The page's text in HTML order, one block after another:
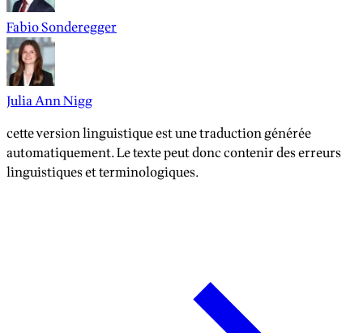
Fabio Sonderegger
Julia Ann Nigg
cette version linguistique est une traduction générée
automatiquement. Le texte peut donc contenir des erreurs
linguistiques et terminologiques.